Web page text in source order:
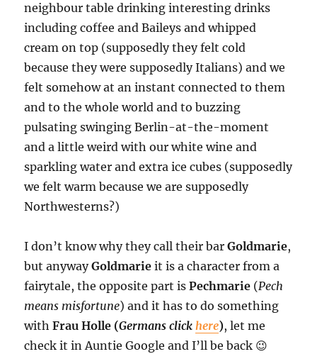
neighbour table drinking interesting drinks
including coffee and Baileys and whipped
cream on top (supposedly they felt cold
because they were supposedly Italians) and we
felt somehow at an instant connected to them
and to the whole world and to buzzing
pulsating swinging Berlin-at-the-moment
and a little weird with our white wine and
sparkling water and extra ice cubes (supposedly
we felt warm because we are supposedly
Northwesterns?)
I don’t know why they call their barGoldmarie,
but anywayGoldmarie it is a character from a
fairytale, the opposite part isPechmarie (Pech
means misfortune) and it has to do something
withFrau Holle (Germans clickhere), let me
check it in Auntie Google and I’ll be back 😉